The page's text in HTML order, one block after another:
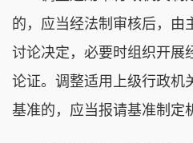
的，应当经法制审核后，由
讨论决定，必要时组织开展
论证。调整适用上级行政机
基准的，应当报请基准制定